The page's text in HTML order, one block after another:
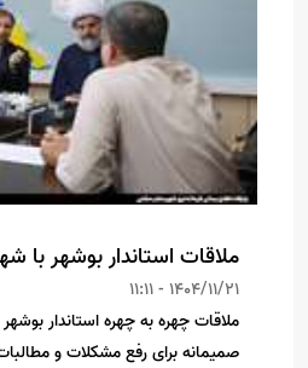
ملاقات استاندار بوشهر با
1404/11/21 - 11:11
ملاقات چهره به چهره استاندار
صمیمانه برای رفع مشکلات و